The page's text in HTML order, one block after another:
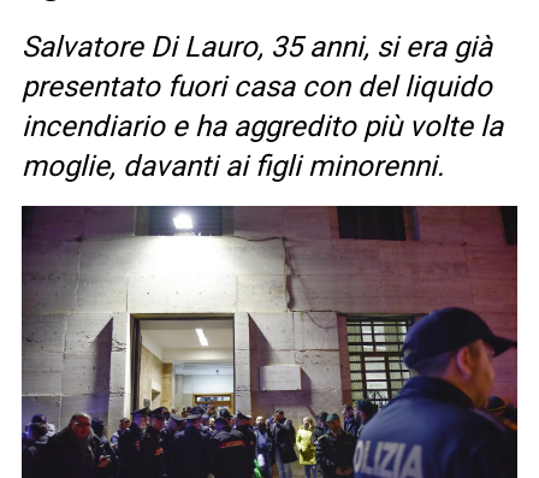
Salvatore Di Lauro, 35 anni, si era già
presentato fuori casa con del liquido
incendiario e ha aggredito più volte la
moglie, davanti ai figli minorenni.